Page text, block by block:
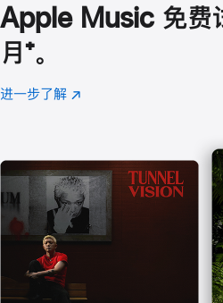
Apple Music 免费
月 脚
注
⁺。
进一步了解 Apple
(在
口
中
打
开)